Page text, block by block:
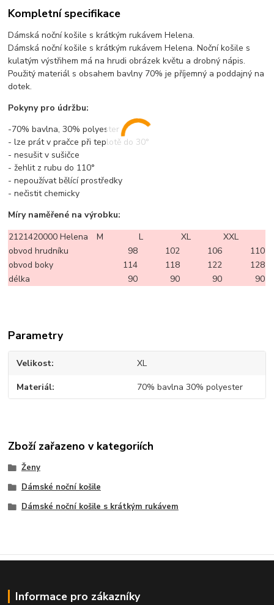
Kompletní specifikace
Dámská noční košile s krátkým rukávem Helena.
Dámská noční košile s krátkým rukávem Helena. Noční košile s
kulatým výstřihem má na hrudi obrázek květu a drobný nápis.
Použitý materiál s obsahem bavlny 70% je příjemný a poddajný na
dotek.
Pokyny pro údržbu:
-70% bavlna, 30% polyester
- lze prát v pračce při teplotě do 30°
- nesušit v sušičce
- žehlit z rubu do 110°
- nepoužívat bělící prostředky
- nečistit chemicky
Míry naměřené na výrobku:
2121420000 Helena
M L XL
XXL
obvod hrudníku
98 102 106
110
obvod boky
114 118 122
128
délka
90 90 90 90
Parametry
Velikost XL
Materiál 70% bavlna 30% polyester
Zboží zařazeno v kategoriích
Ženy
Dámské noční košile
Dámské noční košile s krátkým rukávem
Informace pro zákazníky